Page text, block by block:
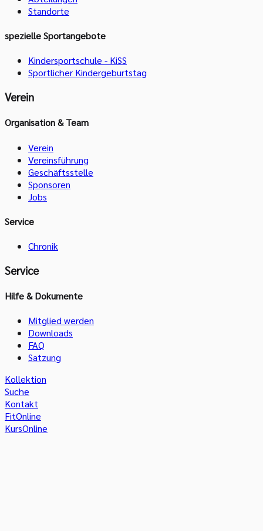
Standorte
spezielle Sportangebote
Kindersportschule - KiSS
Sportlicher Kindergeburtstag
Verein
Organisation & Team
Verein
Vereinsführung
Geschäftsstelle
Sponsoren
Jobs
Service
Chronik
Service
Hilfe & Dokumente
Mitglied werden
Downloads
FAQ
Satzung
Kollektion
Suche
Kontakt
FitOnline
KursOnline